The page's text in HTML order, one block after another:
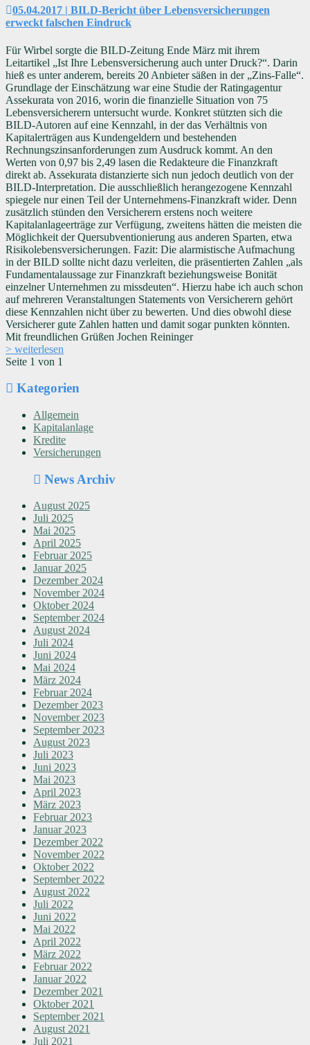
05.04.2017 | BILD-Bericht über Lebensversicherungen
erweckt falschen Eindruck
Für Wirbel sorgte die BILD-Zeitung Ende März mit ihrem
Leitartikel „Ist Ihre Lebensversicherung auch unter Druck?“. Darin
hieß es unter anderem, bereits 20 Anbieter säßen in der „Zins-Falle“.
Grundlage der Einschätzung war eine Studie der Ratingagentur
Assekurata von 2016, worin die finanzielle Situation von 75
Lebensversicherern untersucht wurde. Konkret stützten sich die
BILD-Autoren auf eine Kennzahl, in der das Verhältnis von
Kapitalerträgen aus Kundengeldern und bestehenden
Rechnungszinsanforderungen zum Ausdruck kommt. An den
Werten von 0,97 bis 2,49 lasen die Redakteure die Finanzkraft
direkt ab. Assekurata distanzierte sich nun jedoch deutlich von der
BILD-Interpretation. Die ausschließlich herangezogene Kennzahl
spiegele nur einen Teil der Unternehmens-Finanzkraft wider. Denn
zusätzlich stünden den Versicherern erstens noch weitere
Kapitalanlageerträge zur Verfügung, zweitens hätten die meisten die
Möglichkeit der Quersubventionierung aus anderen Sparten, etwa
Risikolebensversicherungen. Fazit: Die alarmistische Aufmachung
in der BILD sollte nicht dazu verleiten, die präsentierten Zahlen „als
Fundamentalaussage zur Finanzkraft beziehungsweise Bonität
einzelner Unternehmen zu missdeuten“. Hierzu habe ich auch schon
auf mehreren Veranstaltungen Statements von Versicherern gehört
diese Kennzahlen nicht über zu bewerten. Und dies obwohl diese
Versicherer gute Zahlen hatten und damit sogar punkten könnten.
Mit freundlichen Grüßen Jochen Reininger
> weiterlesen
Seite 1 von 1
Kategorien
Allgemein
Kapitalanlage
Kredite
Versicherungen
News Archiv
August 2025
Juli 2025
Mai 2025
April 2025
Februar 2025
Januar 2025
Dezember 2024
November 2024
Oktober 2024
September 2024
August 2024
Juli 2024
Juni 2024
Mai 2024
März 2024
Februar 2024
Dezember 2023
November 2023
September 2023
August 2023
Juli 2023
Juni 2023
Mai 2023
April 2023
März 2023
Februar 2023
Januar 2023
Dezember 2022
November 2022
Oktober 2022
September 2022
August 2022
Juli 2022
Juni 2022
Mai 2022
April 2022
März 2022
Februar 2022
Januar 2022
Dezember 2021
Oktober 2021
September 2021
August 2021
Juli 2021